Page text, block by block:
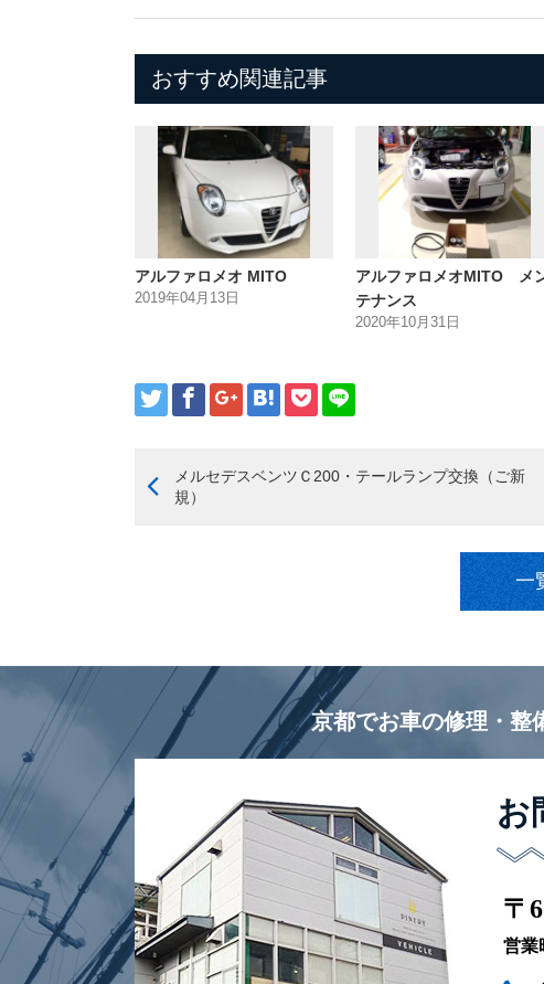
おすすめ関連記事
アルファロメオ MITO
2019年04月13日
アルファロメオMITO メ
テナンス
2020年10月31日
メルセデスベンツＣ200・テールランプ交換（ご新
規）
一
京都でお車の修理・整
お
〒
営業